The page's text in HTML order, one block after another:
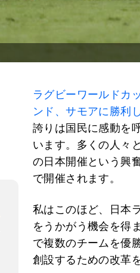
ラグビーワールドカ
ンド、サモアに勝利
誇りは国民に感動を
います。多くの人々
の日本開催という興
で開催されます。
私はこのほど、日本
をうかがう機会を得
で複数のチームを優
創設するための改革